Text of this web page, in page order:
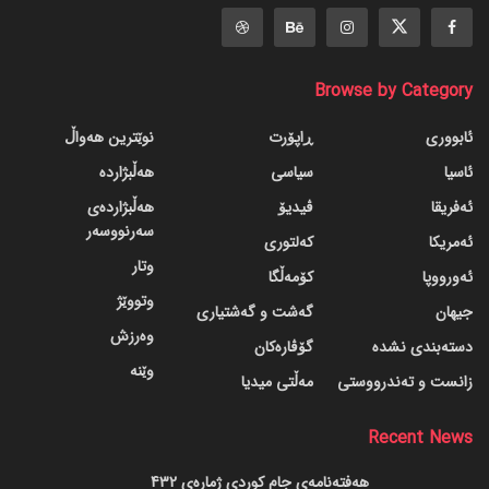
Browse by Category
ئابووری
ئاسیا
ئەفریقا
ئەمریکا
ئەورووپا
جیهان
دسته‌بندی نشده
زانست و تەندرووستی
ڕاپۆرت
سیاسی
ڤیدیۆ
کەلتوری
کۆمەڵگا
گه‌شت و گه‌شتیاری
گۆڤاره‌کان
مەڵتی میدیا
نوێترین هەواڵ
هەڵبژاردە
هەڵبژاردەی
سەرنووسەر
وتار
وتووێژ
وەرزش
وێنە
Recent News
هەفتەنامەی جام کوردی ژمارەی 432